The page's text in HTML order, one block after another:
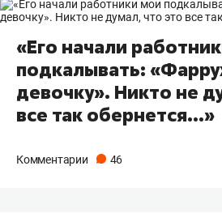
«Его начали
подкалывать:
девочку». Никто не
все так обернется…»
Комментарии 46